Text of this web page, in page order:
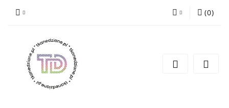
Wyślij e-mail
(0)